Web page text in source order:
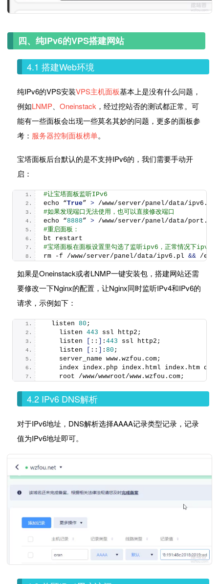
四、纯IPv6的VPS搭建网站
4.1 搭建Web环境
纯IPv6的VPS安装VPS主机面板基本上是没有什么问题，
例如LNMP、 Oneinstack ，经过挖站否的测试都正常。可
能有一些面板会出现一些莫名其妙的问题，更多的面板参
考： 服务器控制面板榜单。
宝塔面板后台默认的是不支持IPv6的，我们需要手动开
启：
#让宝塔面板监听IPv6
echo “True” > /www/server/panel/data/ipv6.
#如果发现端口无法使用，也可以直接修改端口
echo “8888” > /www/server/panel/data/port.
#重启面板：
bt restart
#宝塔面板在面板设置里勾选了监听ipv6，正常情况下ipv4
rm -f /www/server/panel/data/ipv6. pl && /
如果是Oneinstack或者LNMP一键安装包，搭建网站还需
要修改一下Nginx的配置，让Nginx同时监听IPv4和IPv6的
请求，示例如下：
  listen
80 ;
    listen
443 ssl http2;
    listen
:: :443 ssl http2;
    listen
:: :80 ;
    server_name www.
wzfou .com;
    index index.
php index. html index. htm
    root /www/wwwroot/www.
wzfou .com;
4.2 IPv6 DNS解析
对于IPv6地址，DNS解析选择AAAA记录类型记录，记录
值为IPv6地址即可。